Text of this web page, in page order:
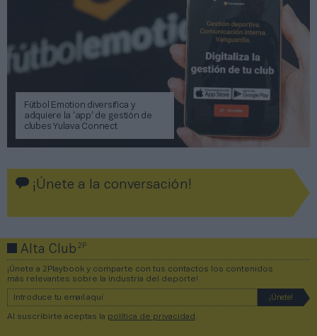
Fútbol Emotion diversifica y
adquiere la ‘app’ de gestión de
clubes Yulava Connect
¡Únete a la conversación!
Alta Club2P
¡Únete a 2Playbook y comparte con tus contactos los contenidos
más relevantes sobre la industria del deporte!
Al suscribirte aceptas la política de privacidad